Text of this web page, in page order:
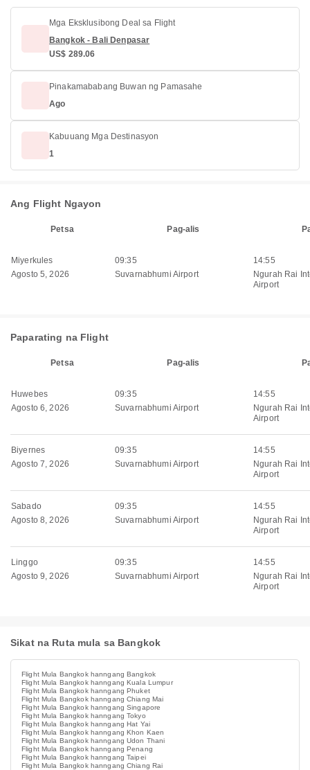
Mga Eksklusibong Deal sa Flight
Bangkok - Bali Denpasar
US$ 289.06
Pinakamababang Buwan ng Pamasahe
Ago
Kabuuang Mga Destinasyon
1
Ang Flight Ngayon
Petsa Pag-alis
Miyerkules
Agosto 5, 2026
09:35
Suvarnabhumi Airport
14:55
Ngurah Rai
Airport
Paparating na Flight
Petsa Pag-alis
Huwebes
Agosto 6, 2026
09:35
Suvarnabhumi Airport
14:55
Ngurah Rai
Airport
Biyernes
Agosto 7, 2026
09:35
Suvarnabhumi Airport
14:55
Ngurah Rai
Airport
Sabado
Agosto 8, 2026
09:35
Suvarnabhumi Airport
14:55
Ngurah Rai
Airport
Linggo
Agosto 9, 2026
09:35
Suvarnabhumi Airport
14:55
Ngurah Rai
Airport
Sikat na Ruta mula sa Bangkok
Flight Mula Bangkok hanngang Bangkok
Flight Mula Bangkok hanngang Kuala Lumpur
Flight Mula Bangkok hanngang Phuket
Flight Mula Bangkok hanngang Chiang Mai
Flight Mula Bangkok hanngang Singapore
Flight Mula Bangkok hanngang Tokyo
Flight Mula Bangkok hanngang Hat Yai
Flight Mula Bangkok hanngang Khon Kaen
Flight Mula Bangkok hanngang Udon Thani
Flight Mula Bangkok hanngang Penang
Flight Mula Bangkok hanngang Taipei
Flight Mula Bangkok hanngang Chiang Rai